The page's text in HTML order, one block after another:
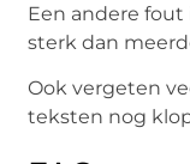
Een andere
sterk dan
Ook vergeten
teksten nog